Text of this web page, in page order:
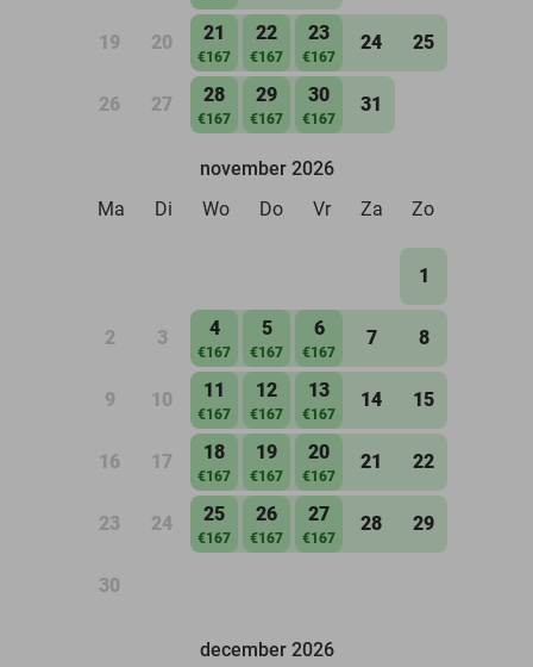
19 20 21
€167
22
€167
23
€167
24 25
26 27 28
€167
29
€167
30
€167
31
november 2026
Ma
Di Wo Do Vr Za Zo
1
2 3 4
€167
5
€167
6
€167
7 8
9 10 11
€167
12
€167
13
€167
14 15
16 17 18
€167
19
€167
20
€167
21 22
23 24 25
€167
26
€167
27
€167
28 29
30
december 2026